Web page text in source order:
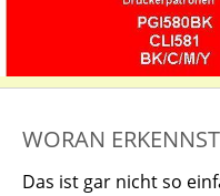
WORAN
Das ist gar nicht so